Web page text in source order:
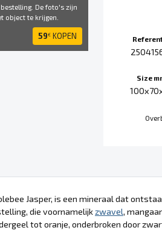
De foto's zijn
object te krijgen.
59€ KOPEN
Size
Jasper, is een mineraal dat
die voornamelijkzwavel,
tot oranje, onderbroken door